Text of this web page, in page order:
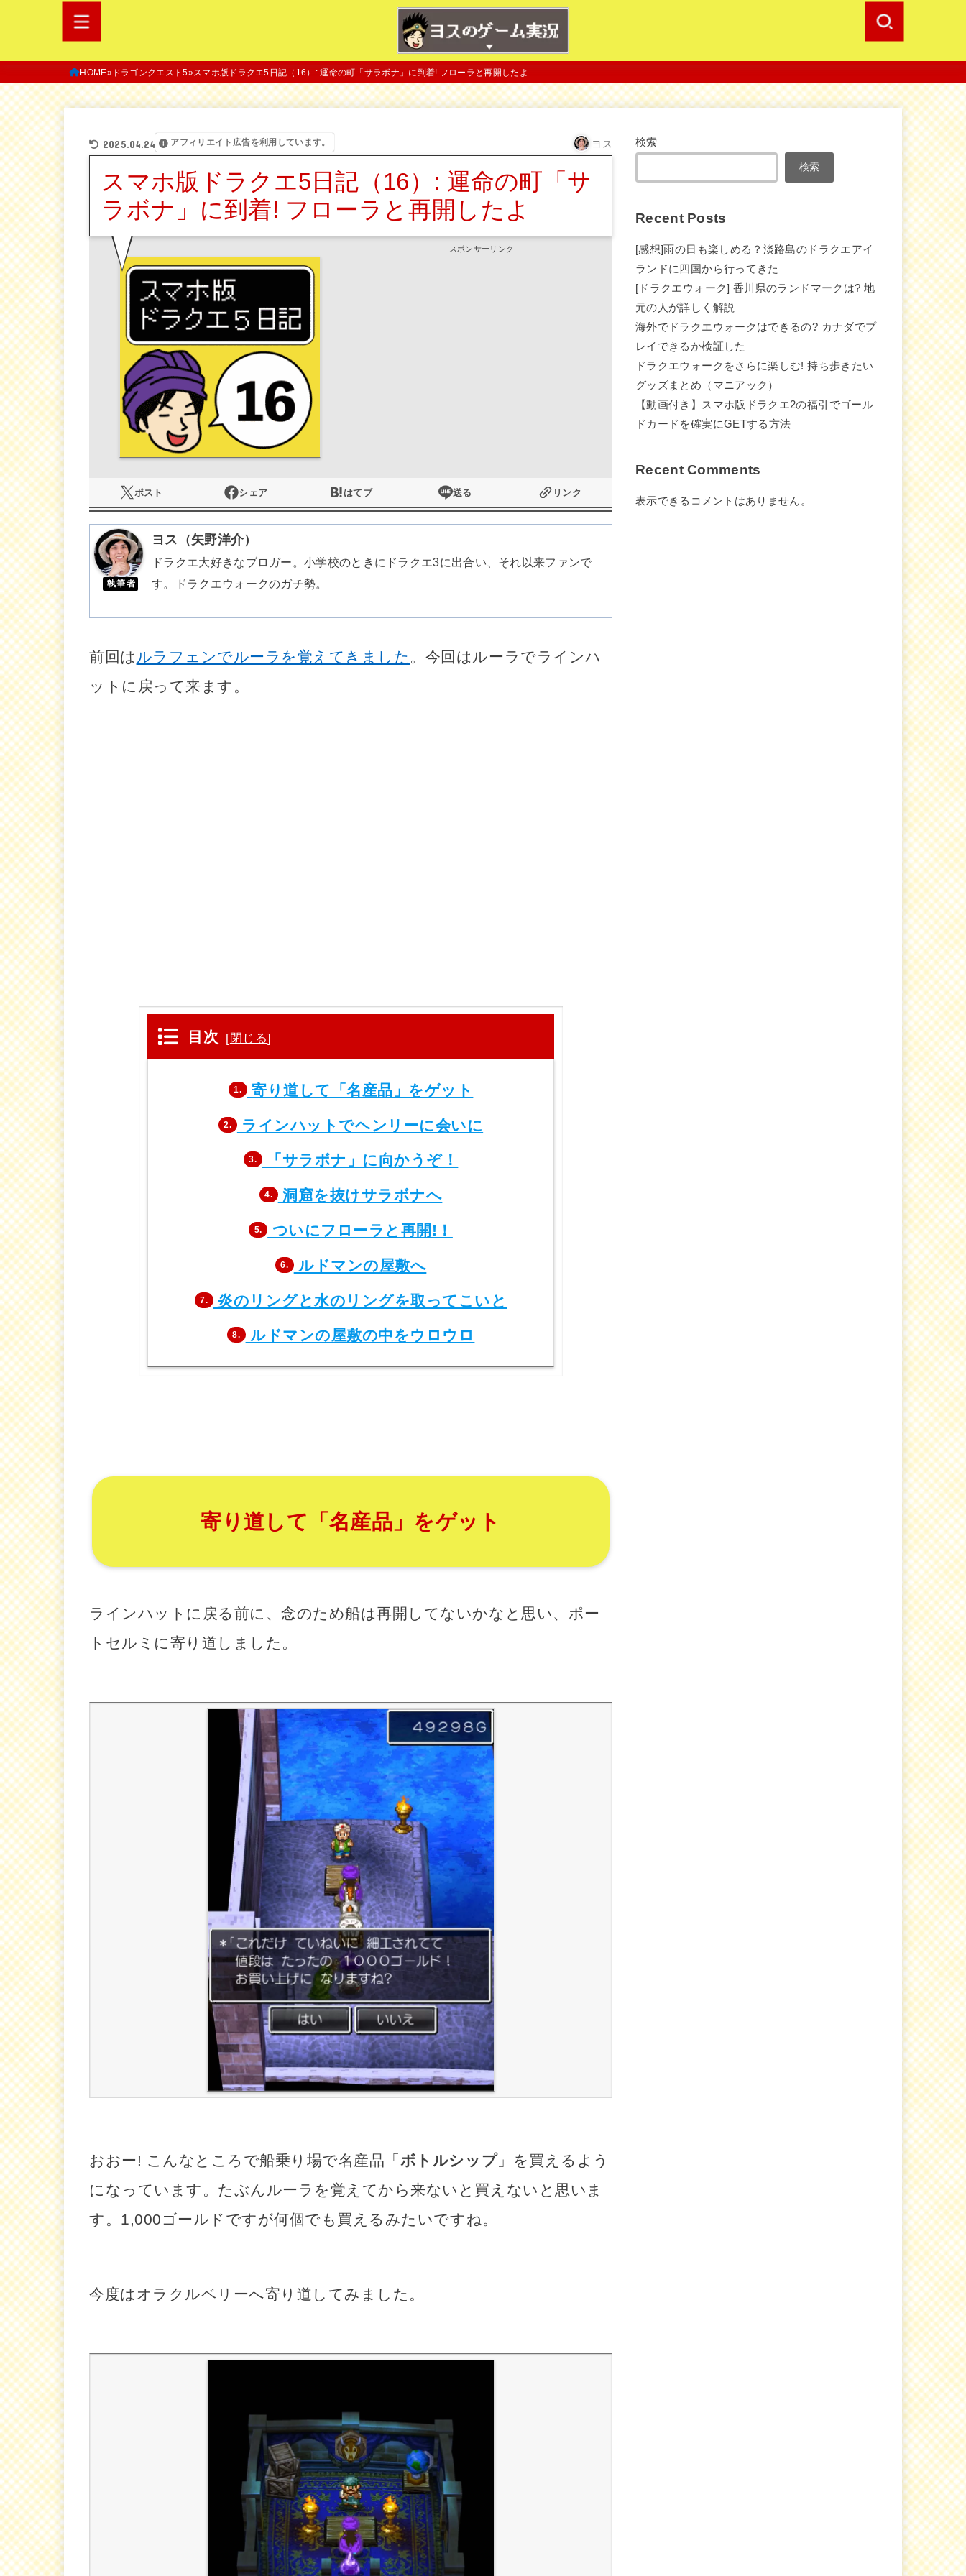
HOME ドラゴンクエスト5 スマホ版ドラクエ5日記（16）: 運命の町「サラボナ」に到着! フローラと再開したよ
2025.04.24 アフィリエイト広告を利用しています。 ヨス
スマホ版ドラクエ5日記（16）: 運命の町「サ
ラボナ」に到着! フローラと再開したよ
スポンサーリンク
ポスト シェア はてブ 送る リンク
執筆者
ヨス（矢野洋介）
ドラクエ大好きなブロガー。小学校のときにドラクエ3に出合い、それ以来ファンで
す。ドラクエウォークのガチ勢。
前回は ルラフェンでルーラを覚えてきました 。今回はルーラでラインハ
ットに戻って来ます。
目次 [閉じる]
1. 寄り道して「名産品」をゲット
2. ラインハットでヘンリーに会いに
3. 「サラボナ」に向かうぞ！
4. 洞窟を抜けサラボナへ
5. ついにフローラと再開!！
6. ルドマンの屋敷へ
7. 炎のリングと水のリングを取ってこいと
8. ルドマンの屋敷の中をウロウロ
寄り道して「名産品」をゲット
ラインハットに戻る前に、念のため船は再開してないかなと思い、ポー
トセルミに寄り道しました。
おおー! こんなところで船乗り場で名産品「 ボトルシップ」を買えるよう
になっています。たぶんルーラを覚えてから来ないと買えないと思いま
す。1,000ゴールドですが何個でも買えるみたいですね。
今度はオラクルベリーへ寄り道してみました。
検索
検索
Recent Posts
[感想]雨の日も楽しめる？淡路島のドラクエアイ
ランドに四国から行ってきた
[ドラクエウォーク] 香川県のランドマークは? 地
元の人が詳しく解説
海外でドラクエウォークはできるの? カナダでプ
レイできるか検証した
ドラクエウォークをさらに楽しむ! 持ち歩きたい
グッズまとめ（マニアック）
【動画付き】スマホ版ドラクエ2の福引でゴール
ドカードを確実にGETする方法
Recent Comments
表示できるコメントはありません。